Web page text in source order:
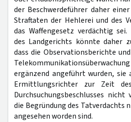
der Beschwerdeführer daher
Straftaten der Hehlerei und des
das Waffengesetz verdächtig sei.
des Landgerichts könnte daher
dass die Observationsberichte
ergänzend angeführt wurden, sie
Ermittlungsrichter zur Zeit
Durchsuchungsbeschlusses
die Begründung des Tatverdachts
angesehen worden sind.